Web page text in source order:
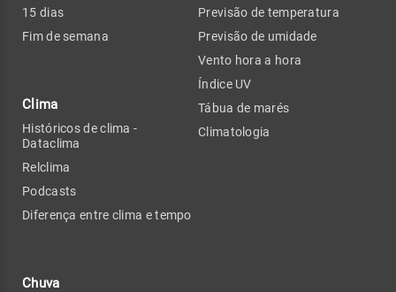
15 dias
Fim de semana
Clima
Históricos de clima -
Dataclima
Relclima
Podcasts
Diferença entre clima e tempo
Chuva
Previsão de temperatura
Previsão de umidade
Vento hora a hora
Índice UV
Tábua de marés
Climatologia